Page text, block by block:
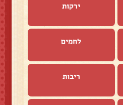
ירקות
לחמים
ריבות